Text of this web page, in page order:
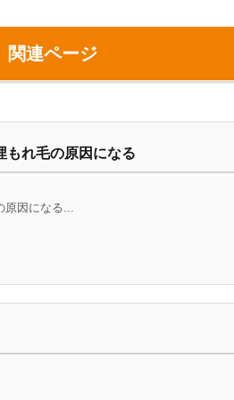
関連ページ
もれ毛の原因になる
原因になる...